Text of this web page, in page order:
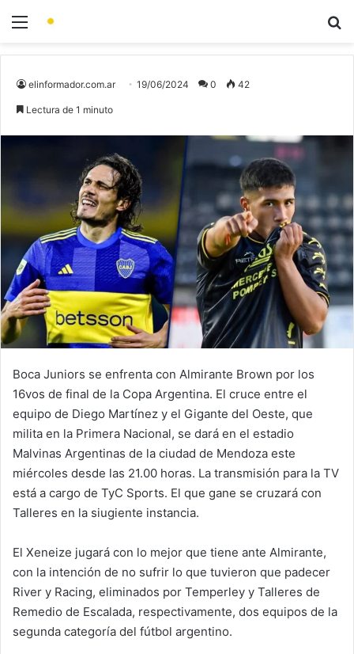
elinformador.com.ar 19/06/2024 0 42
Lectura de 1 minuto
Boca Juniors se enfrenta con Almirante Brown por los
16vos de final de la Copa Argentina. El cruce entre el
equipo de Diego Martínez y el Gigante del Oeste, que
milita en la Primera Nacional, se dará en el estadio
Malvinas Argentinas de la ciudad de Mendoza este
miércoles desde las 21.00 horas. La transmisión para la TV
está a cargo de TyC Sports. El que gane se cruzará con
Talleres en la siugiente instancia.
El Xeneize jugará con lo mejor que tiene ante Almirante,
con la intención de no sufrir lo que tuvieron que padecer
River y Racing, eliminados por Temperley y Talleres de
Remedio de Escalada, respectivamente, dos equipos de la
segunda categoría del fútbol argentino.